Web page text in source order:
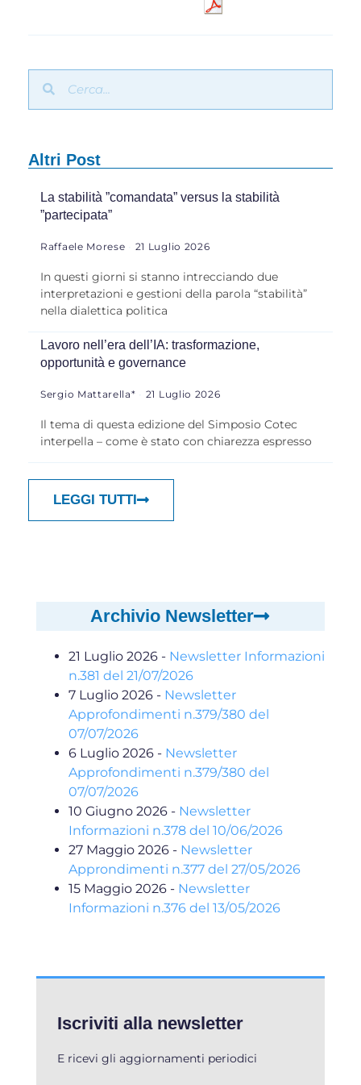
Altri Post
La stabilità ”comandata” versus la stabilità
”partecipata”
Raffaele Morese 21 Luglio 2026
In questi giorni si stanno intrecciando due
interpretazioni e gestioni della parola “stabilità”
nella dialettica politica
Lavoro nell’era dell’IA: trasformazione,
opportunità e governance
Sergio Mattarella* 21 Luglio 2026
Il tema di questa edizione del Simposio Cotec
interpella – come è stato con chiarezza espresso
LEGGI TUTTI
Archivio Newsletter
21 Luglio 2026 - Newsletter Informazioni
n.381 del 21/07/2026
7 Luglio 2026 - Newsletter
Approfondimenti n.379/380 del
07/07/2026
6 Luglio 2026 - Newsletter
Approfondimenti n.379/380 del
07/07/2026
10 Giugno 2026 - Newsletter
Informazioni n.378 del 10/06/2026
27 Maggio 2026 - Newsletter
Approndimenti n.377 del 27/05/2026
15 Maggio 2026 - Newsletter
Informazioni n.376 del 13/05/2026
Iscriviti alla newsletter
E ricevi gli aggiornamenti periodici